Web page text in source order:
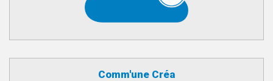
Comm'une Créa